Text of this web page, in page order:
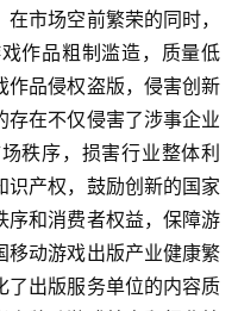
市场空前繁荣的同时，
作品粗制滥造，质量低
作品侵权盗版，侵害创新
存在不仅侵害了涉事企业
秩序，损害行业整体利
识产权，鼓励创新的国家
序和消费者权益，保障游
移动游戏出版产业健康繁
了出版服务单位的内容质